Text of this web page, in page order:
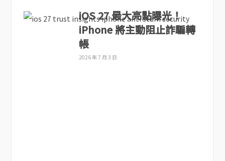
iOS 27 最大亮點曝光！
iPhone 將主動阻止詐騙轉
帳
2026 年 7 月 3 日